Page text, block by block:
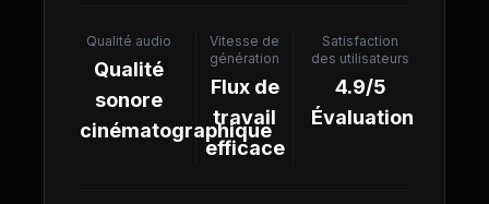
Qualité audio
Qualité
sonore
cinématographique
Vitesse de
génération
Flux de
travail
efficace
Satisfaction
des utilisateurs
4.9/5
Évaluation